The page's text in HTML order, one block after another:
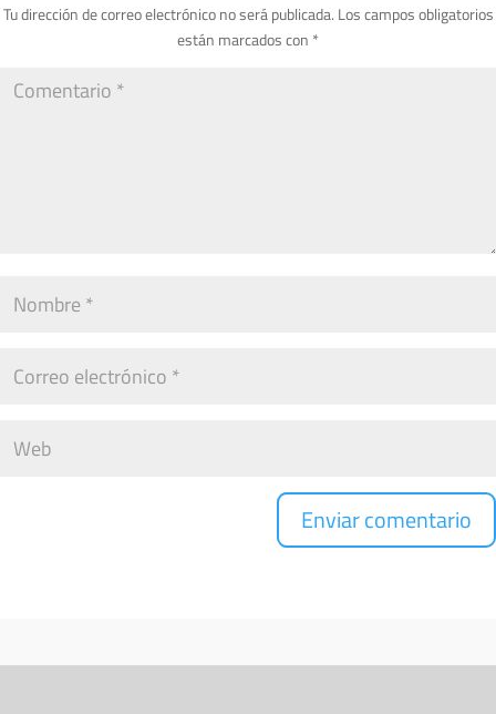
Tu dirección de correo electrónico no será publicada. Los campos obligatorios
están marcados con *